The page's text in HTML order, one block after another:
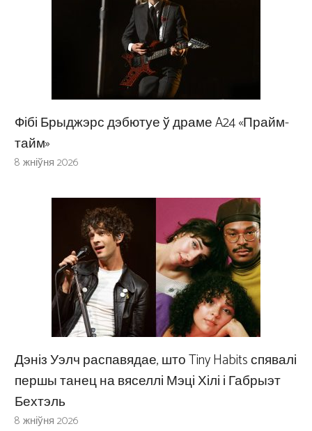
Фібі Брыджэрс дэбютуе ў драме A24 «Прайм-
тайм»
8 жніўня 2026
Дэніз Уэлч распавядае, што Tiny Habits спявалі
першы танец на вяселлі Мэці Хілі і Габрыэт
Бехтэль
8 жніўня 2026